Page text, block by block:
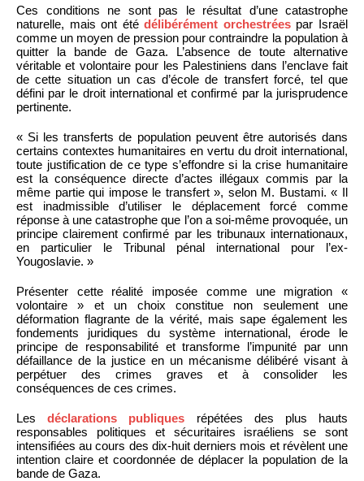
Ces conditions ne sont pas le résultat d’une catastrophe
naturelle, mais ont étédélibérément orchestréespar Israël
comme un moyen de pression pour contraindre la population à
quitter la bande de Gaza. L’absence de toute alternative
véritable et volontaire pour les Palestiniens dans l’enclave fait
de cette situation un cas d’école de transfert forcé, tel que
défini par le droit international et confirmé par la jurisprudence
pertinente.
« Si les transferts de population peuvent être autorisés dans
certains contextes humanitaires en vertu du droit international,
toute justification de ce type s’effondre si la crise humanitaire
est la conséquence directe d’actes illégaux commis par la
même partie qui impose le transfert », selon M. Bustami. « Il
est inadmissible d’utiliser le déplacement forcé comme
réponse à une catastrophe que l’on a soi-même provoquée, un
principe clairement confirmé par les tribunaux internationaux,
en particulier le Tribunal pénal international pour l’ex-
Yougoslavie. »
Présenter cette réalité imposée comme une migration «
volontaire » et un choix constitue non seulement une
déformation flagrante de la vérité, mais sape également les
fondements juridiques du système international, érode le
principe de responsabilité et transforme l’impunité par unn
défaillance de la justice en un mécanisme délibéré visant à
perpétuer des crimes graves et à consolider les
conséquences de ces crimes.
Lesdéclarations publiques répétées des plus hauts
responsables politiques et sécuritaires israéliens se sont
intensifiées au cours des dix-huit derniers mois et révèlent une
intention claire et coordonnée de déplacer la population de la
bande de Gaza.